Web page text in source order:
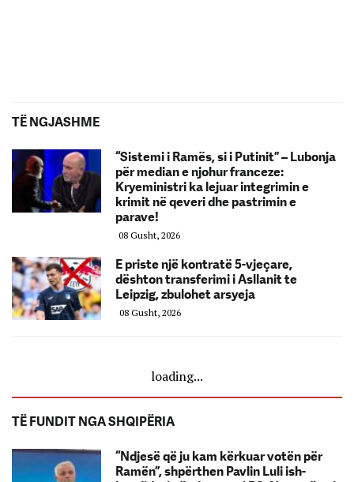
TË NGJASHME
“Sistemi i Ramës, si i Putinit” – Lubonja
për median e njohur franceze:
Kryeministri ka lejuar integrimin e
krimit në qeveri dhe pastrimin e
parave!
08 Gusht, 2026
E priste një kontratë 5-vjeçare,
dështon transferimi i Asllanit te
Leipzig, zbulohet arsyeja
08 Gusht, 2026
loading...
TË FUNDIT NGA SHQIPËRIA
“Ndjesë që ju kam kërkuar votën për
Ramën”, shpërthen Pavlin Luli ish-